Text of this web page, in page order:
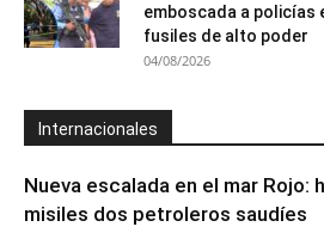
emboscada a policías
fusiles de alto poder
04/08/2026
Internacionales
Nueva escalada en el mar Rojo:
misiles dos petroleros saudíes